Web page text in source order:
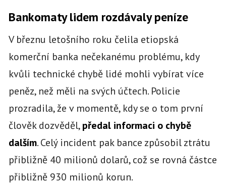
Bankomaty lidem rozdávaly peníze
V březnu letošního roku čelila etiopská
komerční banka nečekanému problému, kdy
kvůli technické chybě lidé mohli vybírat více
peněz, než měli na svých účtech. Policie
prozradila, že v momentě, kdy se o tom první
člověk dozvěděl,předal informaci o chybě
dalším. Celý incident pak bance způsobil ztrátu
přibližně 40 milionů dolarů, což se rovná částce
přibližně 930 milionů korun.